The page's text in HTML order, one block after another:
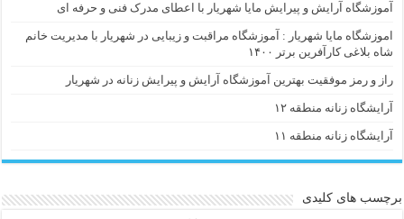
آموزشگاه آرایش و پیرایش مایا شهریار با اعطای مدرک فنی و حرفه ای
اموزشگاه مایا شهریار : آموزشگاه مراقبت و زیبایی در شهریار با مدیریت خانم
شاه بلاغی کارآفرین برتر ۱۴۰۰
راز و رمز موفقیت بهترین آموزشگاه آرایش و پیرایش زنانه در شهریار
آرایشگاه زنانه منطقه ۱۲
آرایشگاه زنانه منطقه ۱۱
برچسب های کلیدی